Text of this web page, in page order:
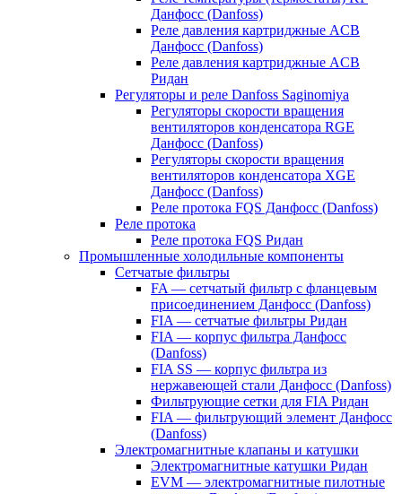
Данфосс (Danfoss)
Реле давления картриджные ACB
Данфосс (Danfoss)
Реле давления картриджные ACB
Ридан
Регуляторы и реле Danfoss Saginomiya
Регуляторы скорости вращения
вентиляторов конденсатора RGE
Данфосс (Danfoss)
Регуляторы скорости вращения
вентиляторов конденсатора XGE
Данфосс (Danfoss)
Реле протока FQS Данфосс (Danfoss)
Реле протока
Реле протока FQS Ридан
Промышленные холодильные компоненты
Сетчатые фильтры
FA — сетчатый фильтр с фланцевым
присоединением Данфосс (Danfoss)
FIA — сетчатые фильтры Ридан
FIA — корпус фильтра Данфосс
(Danfoss)
FIA SS — корпус фильтра из
нержавеющей стали Данфосс (Danfoss)
Фильтрующие сетки для FIA Ридан
FIA — фильтрующий элемент Данфосс
(Danfoss)
Электромагнитные клапаны и катушки
Электромагнитные катушки Ридан
EVM — электромагнитные пилотные